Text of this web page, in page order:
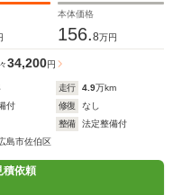
ドラレコ本体価格
156.8万円
34,200円
走行 4.9万km
付 修復
なし
整備
法定整備付
島市佐伯区
積依頼